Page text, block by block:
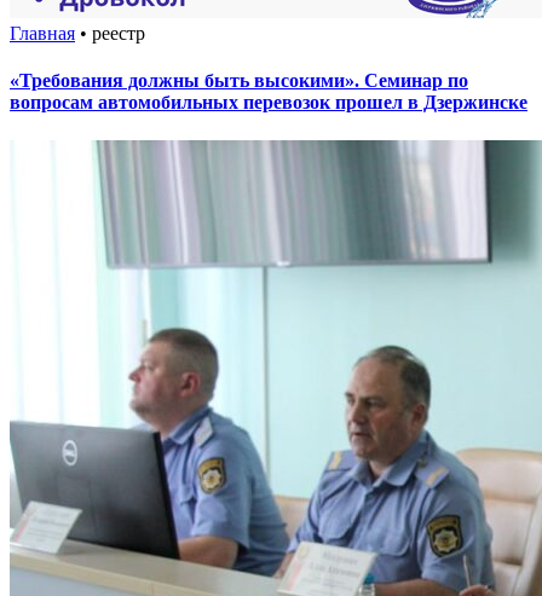
Главная • реестр
«Требования должны быть высокими». Семинар по
вопросам автомобильных перевозок прошел в Дзержинске